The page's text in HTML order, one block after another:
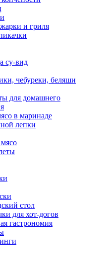
и гриля
су-вид
чебуреки, беляши
для домашнего
в маринаде
лепки
стол
для хот-догов
гастрономия